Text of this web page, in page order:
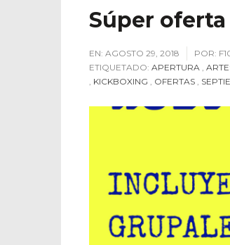
Súper
EN: AGOSTO 29, 2018 POR:
ETIQUETADO: APERTURA ,
, KICKBOXING , OFERTAS ,